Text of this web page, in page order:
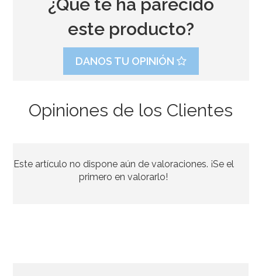
49,50€
¿Qué te ha parecido
este producto?
DANOS TU OPINIÓN
Opiniones de los Clientes
Este artículo no dispone aún de valoraciones. ¡Se el
primero en valorarlo!